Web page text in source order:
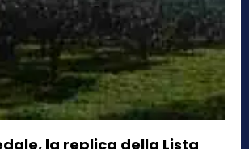
la replica della Lista